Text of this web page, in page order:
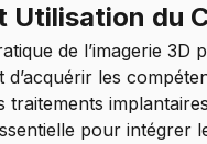
Utilisation du
de l’imagerie 3D
les
traitements
pour intégrer